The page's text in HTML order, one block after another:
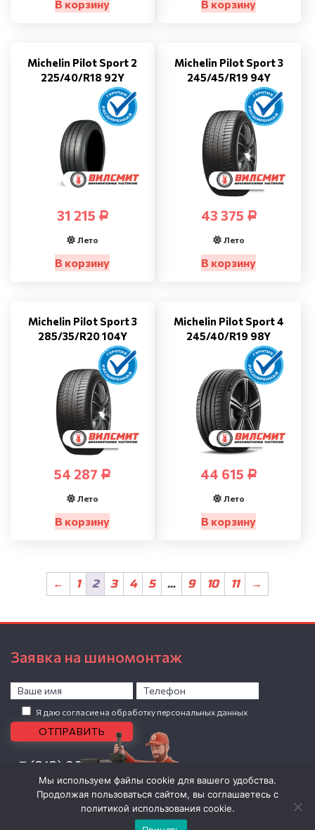
В корзину В корзину
Michelin Pilot Sport 2
225/40/R18 92Y
31 215 Р
Лето
В корзину
Michelin Pilot Sport 3
245/45/R19 94Y
43 375 Р
Лето
В корзину
Michelin Pilot Sport 3
285/35/R20 104Y
54 287 Р
Лето
В корзину
Michelin Pilot Sport 4
245/40/R19 98Y
44 615 Р
Лето
В корзину
← 1 2 3 4 5 … 9 10 11 →
Заявка на шиномонтаж
Я даю согласие на обработку персональных данных
+7 (812) 907-04-86
0 товаров -0Р
Личный кабинет
ОГРНИП: 309784723800912, ИП Николаев Василий Владимирович.
Мы используем файлы cookie для вашего удобства.
Продолжая пользоваться сайтом, вы соглашаетесь с
политикой использования cookie.